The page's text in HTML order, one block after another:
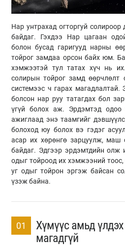
Нар унтрахад огторгуй солироор
байдаг. Гэхдээ Нар цагаан
болон бусад гаригууд нарны
тойрог замдаа орсон байх юм.
хэмжээтэй тул татах хүч нь
солирын тойрог замд
системээс ч гарах
болсон нар руу татагдах бол
үгүй болох аж. Эрдэмтэд
ажиглаад энэ таамгийг
болоход юу болох вэ гэдэг
асар их хөрөнгө зарцуулж,
байдаг. Эдгээр эрдэмтдийн олж
одыг тойроод их хэмжээний
уг одыг тойрон эргэж байсан
үзэж байна.
01
Хүмүүс амьд
магадгүй